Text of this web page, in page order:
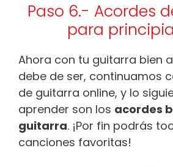
Paso 6.- Acordes
para
Ahora con tu guitarra bien
debe de ser, continuamos
de guitarra online, y lo
aprender son los acordes
guitarra. ¡Por fin podrás
canciones favoritas!